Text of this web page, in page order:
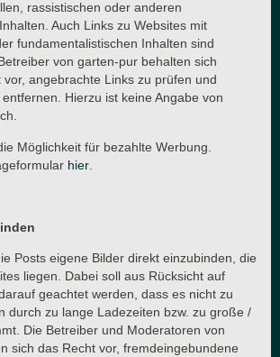
rassistischen oder anderen
Auch Links zu Websites mit
fundamentalistischen Inhalten sind
von garten-pur behalten sich
angebrachte Links zu prüfen und
Hierzu ist keine Angabe von
Möglichkeit für bezahlte Werbung.
hier
Posts eigene Bilder direkt einzubinden, die
liegen. Dabei soll aus Rücksicht auf
geachtet werden, dass es nicht zu
durch zu lange Ladezeiten bzw. zu große /
Die Betreiber und Moderatoren von
sich das Recht vor, fremdeingebundene